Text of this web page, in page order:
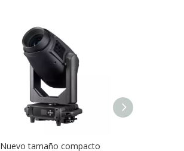
Nuevo tamaño compacto